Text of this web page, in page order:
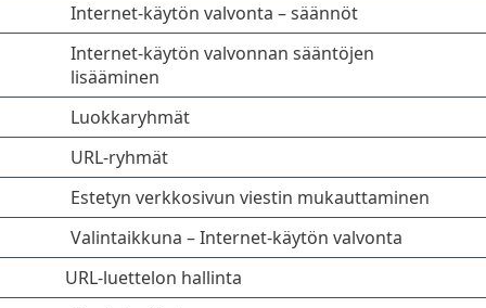
Internet-käytön valvonta – säännöt
Internet-käytön valvonnan sääntöjen
lisääminen
Luokkaryhmät
URL-ryhmät
Estetyn verkkosivun viestin mukauttaminen
Valintaikkuna – Internet-käytön valvonta
URL-luettelon hallinta